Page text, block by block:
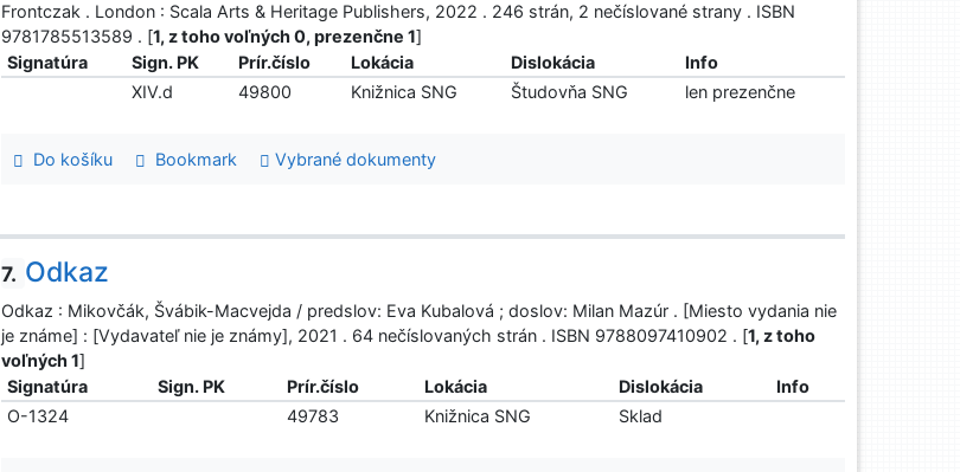
Frontczak . London : Scala Arts & Heritage Publishers, 2022 . 246 strán, 2 nečíslované strany . ISBN
9781785513589 . [1, z toho voľných 0, prezenčne 1]
Signatúra
Sign. PK Prír.číslo Lokácia Dislokácia
Info
XIV.d
49800 Knižnica SNG Študovňa SNG len prezenčne
Do košíku Bookmark Vybrané dokumenty
7. Odkaz
Odkaz : Mikovčák, Švábik-Macvejda / predslov: Eva Kubalová ; doslov: Milan Mazúr . [Miesto vydania nie
je známe] : [Vydavateľ nie je známy], 2021 . 64 nečíslovaných strán . ISBN 9788097410902 . [1, z toho
voľných 1]
Signatúra
Sign. PK Prír.číslo Lokácia Dislokácia
Info
O-1324
49783 Knižnica SNG Sklad